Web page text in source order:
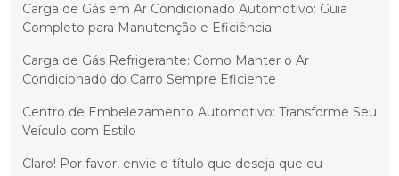
Carga de Gás em Ar Condicionado Automotivo: Guia
Completo para Manutenção e Eficiência
Carga de Gás Refrigerante: Como Manter o Ar
Condicionado do Carro Sempre Eficiente
Centro de Embelezamento Automotivo: Transforme Seu
Veículo com Estilo
Claro! Por favor, envie o título que deseja que eu